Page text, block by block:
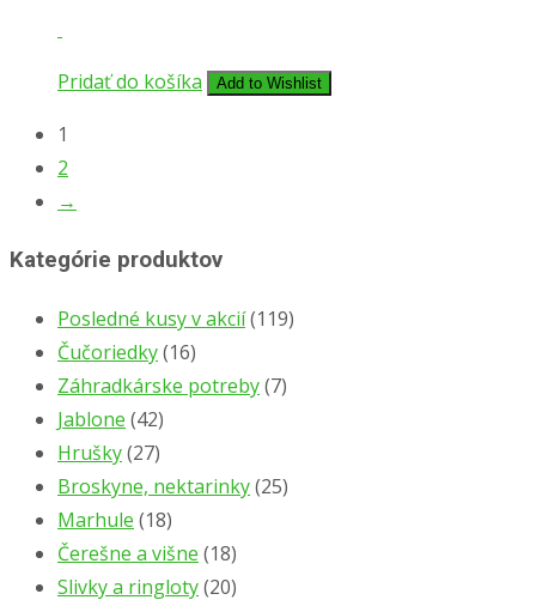
Pridať do košíka Add to Wishlist
1
2
→
Kategórie produktov
Posledné kusy v akcií(119)
Čučoriedky(16)
Záhradkárske potreby(7)
Jablone (42)
Hrušky(27)
Broskyne, nektarinky(25)
Marhule (18)
Čerešne a višne (18)
Slivky a ringloty(20)